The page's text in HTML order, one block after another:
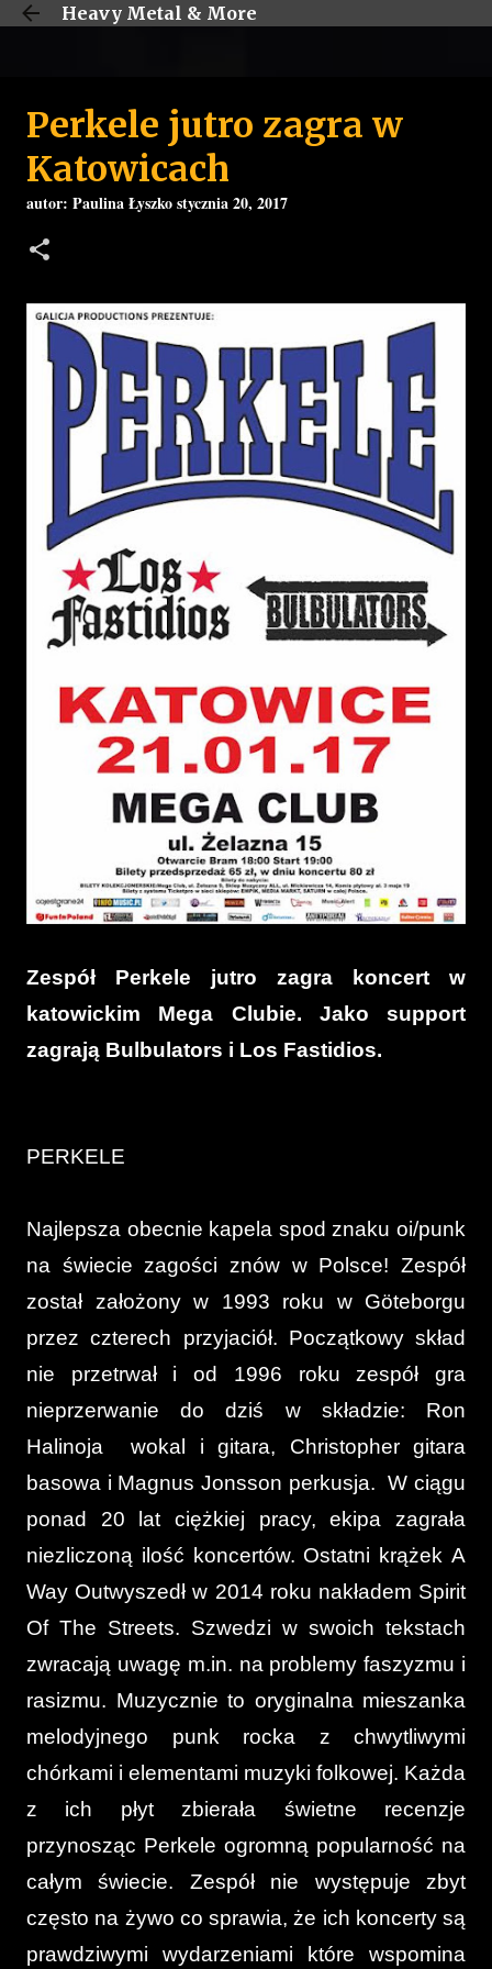
Przejdź do głównej zawartości
Heavy Metal & More
Perkele jutro zagra w
Katowicach
autor: Paulina Łyszkostycznia 20, 2017
Zespół Perkele jutro zagra koncert w
katowickim Mega Clubie. Jako support
zagrają Bulbulators i Los Fastidios.
PERKELE
Najlepsza obecnie kapela spod znaku oi/punk
na świecie zagości znów w Polsce! Zespół
został założony w 1993 roku w Göteborgu
przez czterech przyjaciół. Początkowy skład
nie przetrwał i od 1996 roku zespół gra
nieprzerwanie do dziś w składzie: Ron
Halinoja wokal i gitara, Christopher gitara
basowa i Magnus Jonsson perkusja. W ciągu
ponad 20 lat ciężkiej pracy, ekipa zagrała
niezliczoną ilość koncertów. Ostatni krążek A
Way Outwyszedł w 2014 roku nakładem Spirit
Of The Streets. Szwedzi w swoich tekstach
zwracają uwagę m.in. na problemy faszyzmu i
rasizmu. Muzycznie to oryginalna mieszanka
melodyjnego punk rocka z chwytliwymi
chórkami i elementami muzyki folkowej. Każda
z ich płyt zbierała świetne recenzje
przynosząc Perkele ogromną popularność na
całym świecie. Zespół nie występuje zbyt
często na żywo co sprawia, że ich koncerty są
prawdziwymi wydarzeniami które wspomina